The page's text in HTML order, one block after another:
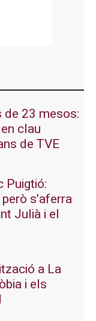
23 mesos:
clau
de TVE
Puigtió:
s’aferra
Julià i el
a La
i els